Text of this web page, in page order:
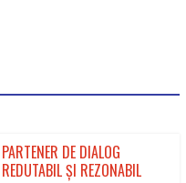
PARTENER DE DIALOG
REDUTABIL ȘI REZONABIL